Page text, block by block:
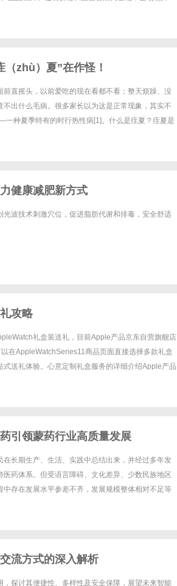
zhù）夏”在作怪！
直摇头，以前爱吃的现在看都不看；整天烦躁、没
出什么毛病。很多家长以为这是正常现象，其实不
种夏季特有的时行热性病[1]。什么是疰夏？疰夏是
健康减肥新方式
波技术刺激穴位，促进脂肪代谢和排毒，安全舒适
攻略
礼盒装送礼，目前Apple产品京东自营旗舰店
在AppleWatchSeries11商品页面直接选择多款礼盒
送礼体验。心意定制礼盒服务的详细介绍Apple产品
引领蒙药行业高质量发展
长期生产、生活、实践中总结出来，并经过多年发
药体系。但受语言障碍、文化差异、少数民族地区
存在发展水平参差不齐，发展规模整体相对不足等
流方式的深入解析
探讨其便捷性、多样性及安全保障，展望未来智能